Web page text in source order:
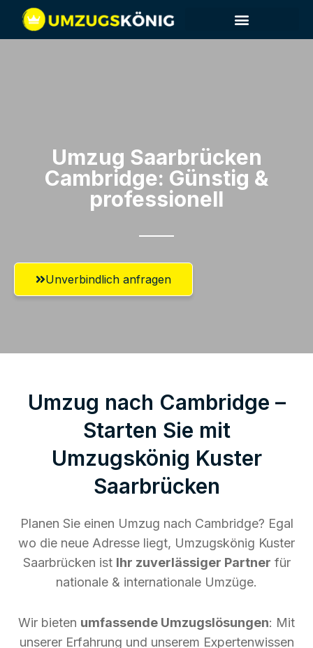
Umzug Saarbrücken​
Cambridge: Günstig &
professionell​
Unverbindlich anfragen
Umzug nach Cambridge –
Starten Sie mit
Umzugskönig Kuster
Saarbrücken
Planen Sie einen Umzug nach Cambridge? Egal
wo die neue Adresse liegt, Umzugskönig Kuster
Saarbrücken ist Ihr zuverlässiger Partner für
nationale & internationale Umzüge.
Wir bieten umfassende Umzugslösungen: Mit
unserer Erfahrung und unserem Expertenwissen